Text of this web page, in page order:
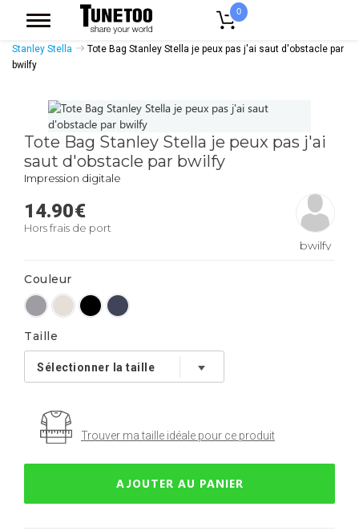
0
Accessoires Casquettes Tote Bags
Stanley Stella
Tote Bag Stanley Stella je peux pas j'ai saut d'obstacle par
bwilfy
Tote Bag Stanley Stella je peux pas j'ai
saut d'obstacle par bwilfy
Impression digitale
14.90€
Hors frais de port
bwilfy
Couleur
Taille
Trouver ma taille idéale pour ce produit
AJOUTER AU PANIER